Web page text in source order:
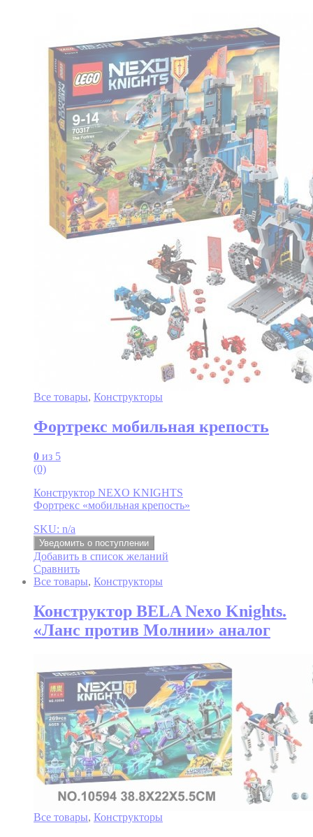
Все товары, Конструкторы
Фортрекс мобильная крепость
0 из 5
(0)
Конструктор NEXO KNIGHTS
Фортрекс «мобильная крепость»
SKU: n/a
Уведомить о поступлении
Добавить в список желаний
Сравнить
Все товары, Конструкторы
Конструктор BELA Nexo Knights.
«Ланс против Молнии» аналог
Все товары, Конструкторы